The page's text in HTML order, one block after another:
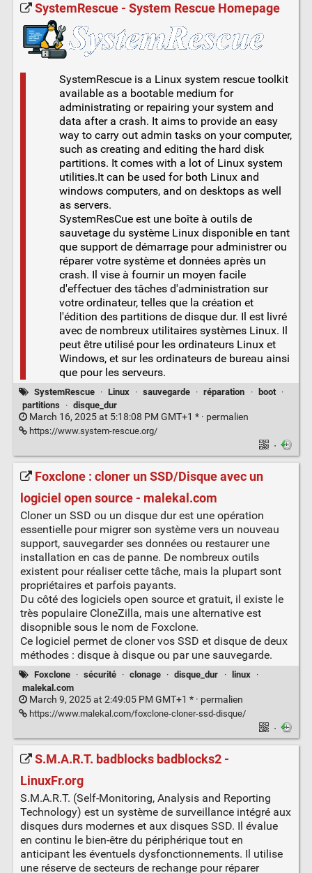
SystemRescue - System Rescue Homepage
SystemRescue is a Linux system rescue toolkit
available as a bootable medium for
administrating or repairing your system and
data after a crash. It aims to provide an easy
way to carry out admin tasks on your computer,
such as creating and editing the hard disk
partitions. It comes with a lot of Linux system
utilities.It can be used for both Linux and
windows computers, and on desktops as well
as servers.
SystemResCue est une boîte à outils de
sauvetage du système Linux disponible en tant
que support de démarrage pour administrer ou
réparer votre système et données après un
crash. Il vise à fournir un moyen facile
d'effectuer des tâches d'administration sur
votre ordinateur, telles que la création et
l'édition des partitions de disque dur. Il est livré
avec de nombreux utilitaires systèmes Linux. Il
peut être utilisé pour les ordinateurs Linux et
Windows, et sur les ordinateurs de bureau ainsi
que pour les serveurs.
SystemRescue · Linux · sauvegarde · réparation · boot
·
partitions
· disque_dur
March 16, 2025 at 5:18:08 PM GMT+1 * · permalien
https://www.system-rescue.org/
·
Foxclone : cloner un SSD/Disque avec un
logiciel open source - malekal.com
Cloner un SSD ou un disque dur est une opération
essentielle pour migrer son système vers un nouveau
support, sauvegarder ses données ou restaurer une
installation en cas de panne. De nombreux outils
existent pour réaliser cette tâche, mais la plupart sont
propriétaires et parfois payants.
Du côté des logiciels open source et gratuit, il existe le
très populaire CloneZilla, mais une alternative est
disopnible sous le nom de Foxclone.
Ce logiciel permet de cloner vos SSD et disque de deux
méthodes : disque à disque ou par une sauvegarde.
Foxclone · sécurité · clonage · disque_dur · linux
·
malekal.com
March 9, 2025 at 2:49:05 PM GMT+1 * · permalien
https://www.malekal.com/foxclone-cloner-ssd-disque/
·
S.M.A.R.T. badblocks badblocks2 -
LinuxFr.org
S.M.A.R.T. (Self-Monitoring, Analysis and Reporting
Technology) est un système de surveillance intégré aux
disques durs modernes et aux disques SSD. Il évalue
en continu le bien-être du périphérique tout en
anticipant les éventuels dysfonctionnements. Il utilise
une réserve de secteurs de rechange pour réparer